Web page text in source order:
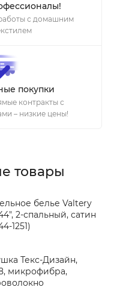
с домашним
покупки
контракты с
– низкие цены!
товары
белье Valtery
2-спальный, сатин
1251)
Текс-Дизайн,
микрофибра,